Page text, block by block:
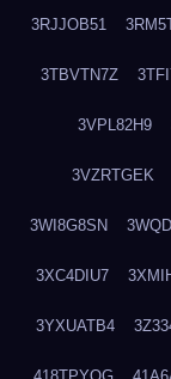
3RJJOB51
3TBVTN7Z
3VPL82H9
3VZRTGEK
3WI8G8SN
3XC4DIU7
3YXUATB4